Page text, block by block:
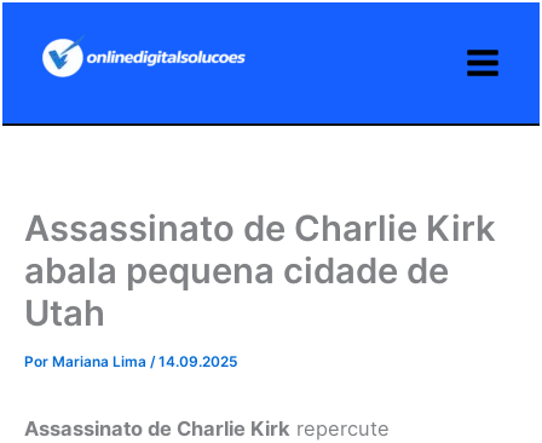
Assassinato de Charlie Kirk
abala pequena cidade de
Utah
Por Mariana Lima /14.09.2025
Assassinato de Charlie Kirk repercute